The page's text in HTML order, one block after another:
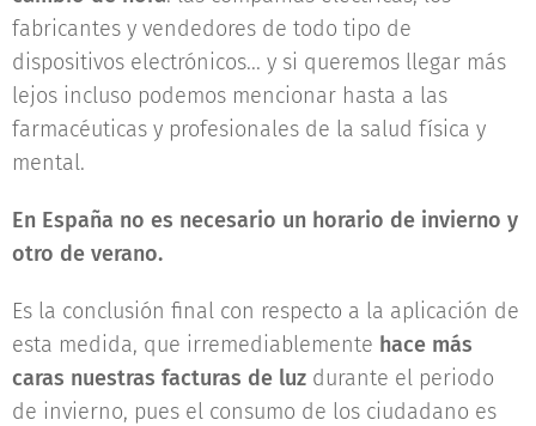
fabricantes y vendedores de todo tipo de
dispositivos electrónicos... y si queremos llegar más
lejos incluso podemos mencionar hasta a las
farmacéuticas y profesionales de la salud física y
mental.
En España no es necesario un horario de invierno y
otro de verano.
Es la conclusión final con respecto a la aplicación de
esta medida, que irremediablemente hace más
caras nuestras facturas de luz durante el periodo
de invierno, pues el consumo de los ciudadano es